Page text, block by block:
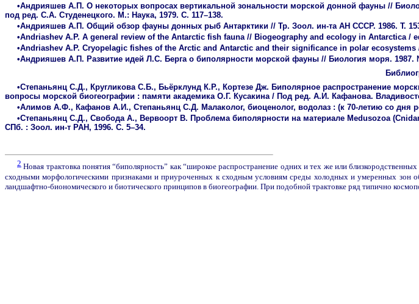
•Андрияшев А.П. О некоторых вопросах вертикальной зональности морской донной фауны //
под ред. С.А. Студенецкого. М.: Наука, 1979. С. 117–138.
•Андрияшев А.П. Общий обзор фауны донных рыб Антарктики // Тр. Зоол. ин-та АН СССР. 1986. Т.
•Andriashev A.P. A general review of the Antarctic fish fauna // Biogeography and ecology in Antarctica /
•Andriashev A.P. Cryopelagic fishes of the Arctic and Antarctic and their significance in polar ecosystems
•Андрияшев А.П. Развитие идей Л.С. Берга о биполярности морской фауны // Биология моря. 1987.
•Степаньянц С.Д., Кругликова С.Б., Бьёрклунд К.Р., Кортезе Дж. Биполярное распространение
вопросы морской биогеографии : памяти академика О.Г. Кусакина / Под ред. А.И. Кафанова.
•Алимов А.Ф., Кафанов А.И., Степаньянц С.Д. Малаколог, биоценолог, водолаз : (к 70-летию со дня
•Степаньянц С.Д., Свобода А., Вервоорт В. Проблема биполярности на материале Medusozoa
СПб. : Зоол. ин-т РАН, 1996. С. 5–34.
2 Новая трактовка понятия “биполярность” как “широкое распространение одних и тех же или
сходными морфологическими признаками и приуроченных к сходным условиям среды холодных и умеренных зон
ландшафтно-биономического и биотического принципов в биогеографии. При подобной трактовке ряд типично